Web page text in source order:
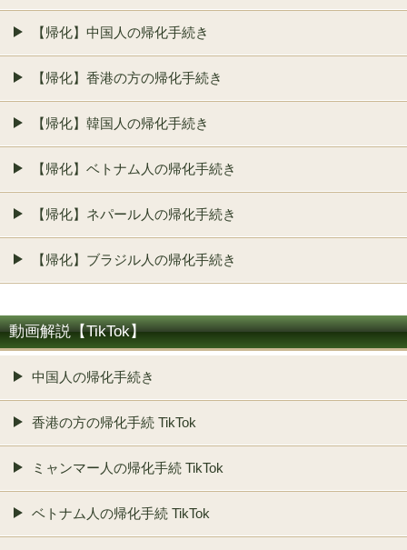
【帰化】中国人の帰化手続き
【帰化】香港の方の帰化手続き
【帰化】韓国人の帰化手続き
【帰化】ベトナム人の帰化手続き
【帰化】ネパール人の帰化手続き
【帰化】ブラジル人の帰化手続き
動画解説【TikTok】
中国人の帰化手続き
香港の方の帰化手続 TikTok
ミャンマー人の帰化手続 TikTok
ベトナム人の帰化手続 TikTok